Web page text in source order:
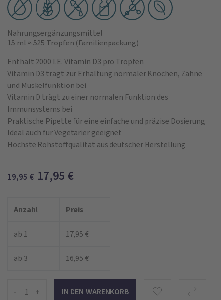
Nahrungsergänzungsmittel
15 ml ≈ 525 Tropfen (Familienpackung)
Enthält 2000 I.E. Vitamin D3 pro Tropfen
Vitamin D3 trägt zur Erhaltung normaler Knochen, Zähne
und Muskelfunktion bei
Vitamin D trägt zu einer normalen Funktion des
Immunsystems bei
Praktische Pipette für eine einfache und präzise Dosierung
Ideal auch für Vegetarier geeignet
Höchste Rohstoffqualität aus deutscher Herstellung
19,95€ 17,95 €
Anzahl Preis
ab 1 17,95 €
ab 3 16,95 €
- +